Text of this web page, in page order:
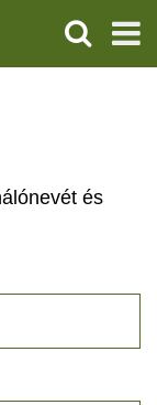
KERESÉS
és